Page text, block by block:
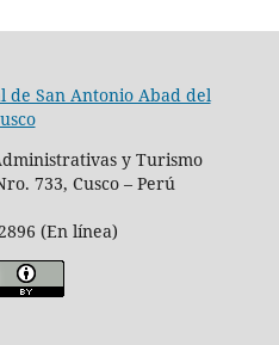
de San Antonio Abad del
y Turismo
733, Cusco – Perú
(En línea)